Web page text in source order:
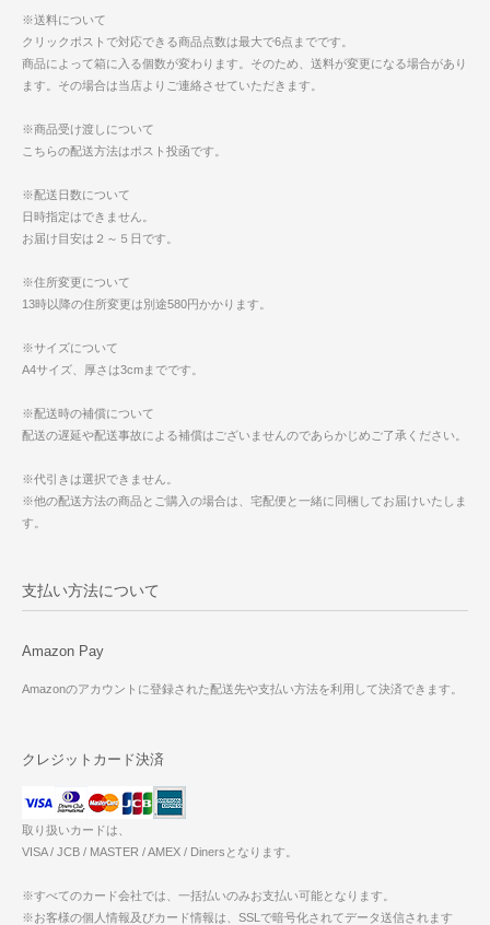
※送料について
クリックポストで対応できる商品点数は最大で6点までです。
商品によって箱に入る個数が変わります。そのため、送料が変更になる場合があり
ます。その場合は当店よりご連絡させていただきます。
※商品受け渡しについて
こちらの配送方法はポスト投函です。
※配送日数について
日時指定はできません。
お届け目安は２～５日です。
※住所変更について
13時以降の住所変更は別途580円かかります。
※サイズについて
A4サイズ、厚さは3cmまでです。
※配送時の補償について
配送の遅延や配送事故による補償はございませんのであらかじめご了承ください。
※代引きは選択できません。
※他の配送方法の商品とご購入の場合は、宅配便と一緒に同梱してお届けいたしま
す。
支払い方法について
Amazon Pay
Amazonのアカウントに登録された配送先や支払い方法を利用して決済できます。
クレジットカード決済
取り扱いカードは、
VISA / JCB / MASTER / AMEX / Dinersとなります。
※すべてのカード会社では、一括払いのみお支払い可能となります。
※お客様の個人情報及びカード情報は、SSLで暗号化されてデータ送信されます